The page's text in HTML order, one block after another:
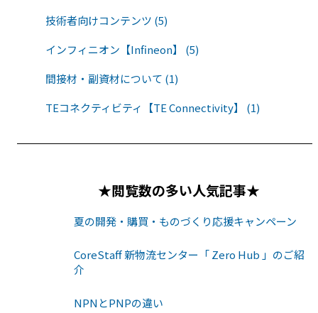
技術者向けコンテンツ (5)
インフィニオン【Infineon】 (5)
間接材・副資材について (1)
TEコネクティビティ【TE Connectivity】 (1)
★閲覧数の多い人気記事★
夏の開発・購買・ものづくり応援キャンペーン
CoreStaff 新物流センター「 Zero Hub 」のご紹
介
NPNとPNPの違い